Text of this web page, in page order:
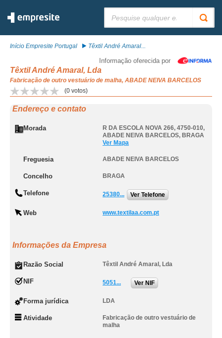
Início Empresite Portugal Têxtil André Amaral...
Informação oferecida por
Têxtil André Amaral, Lda
Fabricação de outro vestuário de malha, ABADE NEIVA BARCELOS
(0 votos)
Endereço e contato
Morada R DA ESCOLA NOVA 266, 4750-010,
ABADE NEIVA BARCELOS, BRAGA
Ver Mapa
Freguesia ABADE NEIVA BARCELOS
Concelho BRAGA
Telefone 25380... Ver Telefone
Web www.textilaa.com.pt
Informações da Empresa
Razão Social Têxtil André Amaral, Lda
NIF 5051... Ver NIF
Forma jurídica LDA
Atividade
Fabricação de outro vestuário de
malha